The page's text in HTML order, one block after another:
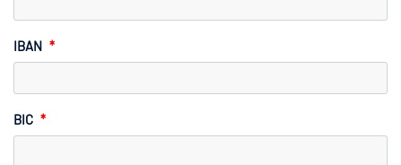
IBAN *
BIC *